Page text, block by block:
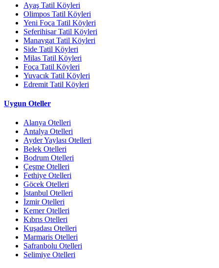
Ayaş Tatil Köyleri
Olimpos Tatil Köyleri
Yeni Foça Tatil Köyleri
Seferihisar Tatil Köyleri
Manavgat Tatil Köyleri
Side Tatil Köyleri
Milas Tatil Köyleri
Foça Tatil Köyleri
Yuvacık Tatil Köyleri
Edremit Tatil Köyleri
Uygun Oteller
Alanya Otelleri
Antalya Otelleri
Ayder Yaylası Otelleri
Belek Otelleri
Bodrum Otelleri
Çeşme Otelleri
Fethiye Otelleri
Göcek Otelleri
İstanbul Otelleri
İzmir Otelleri
Kemer Otelleri
Kıbrıs Otelleri
Kuşadası Otelleri
Marmaris Otelleri
Safranbolu Otelleri
Selimiye Otelleri